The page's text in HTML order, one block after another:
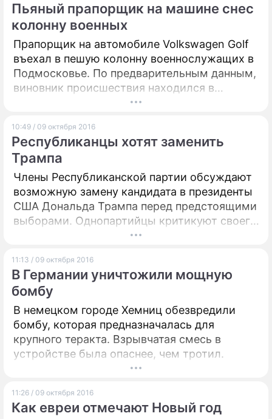
ПРЕСС-РЕЛИЗЫ
О ПРОЕКТЕ
Пьяный прапорщик на машине снес
колонну военных
Прапорщик на автомобиле Volkswagen Golf
въехал в пешую колонну военнослужащих в
Подмосковье. По предварительным данным,
виновник происшествия находился в
состоянии алкогольного опьянения.
10:49 / 09 октября 2016
Республиканцы хотят заменить
Трампа
Члены Республиканской партии обсуждают
возможную замену кандидата в президенты
США Дональда Трампа перед предстоящими
выборами. Однопартийцы критикуют своего
выдвиженца за порочащие репутацию
11:13 / 09 октября 2016
В Германии уничтожили мощную
бомбу
В немецком городе Хемниц обезвредили
бомбу, которая предназначалась для
крупного теракта. Взрывчатая смесь в
устройстве была опаснее, чем тротил.
11:26 / 09 октября 2016
Как евреи отмечают Новый год